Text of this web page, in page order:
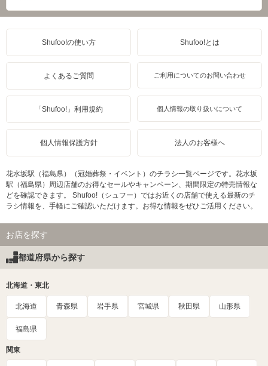
Shufoo!の使い方 Shufoo!とは
よくあるご質問 ご利用についてのお問い合わせ
「Shufoo!」利用規約 個人情報の取り扱いについて
個人情報保護方針 法人のお客様へ
花水坂駅（福島県）（冠婚葬祭・イベント）のチラシ一覧ページです。花水坂
駅（福島県）周辺店舗のお得なセールやキャンペーン、期間限定の特売情報な
どを確認できます。 Shufoo!（シュフー）ではお近くの店舗で使える最新のチ
ラシ情報を、手軽にご確認いただけます。お得な情報をぜひご活用ください。
お店を探す
都道府県から探す
北海道・東北
北海道 青森県 岩手県 宮城県 秋田県 山形県
福島県
関東